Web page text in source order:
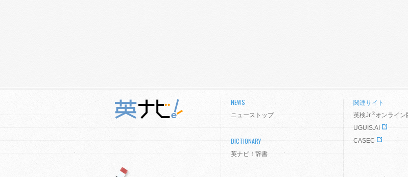
NEWS
ニューストップ
DICTIONARY
英ナビ！辞書
関連サイト
英検Jr.®オンライン
UGUIS.AI
CASEC